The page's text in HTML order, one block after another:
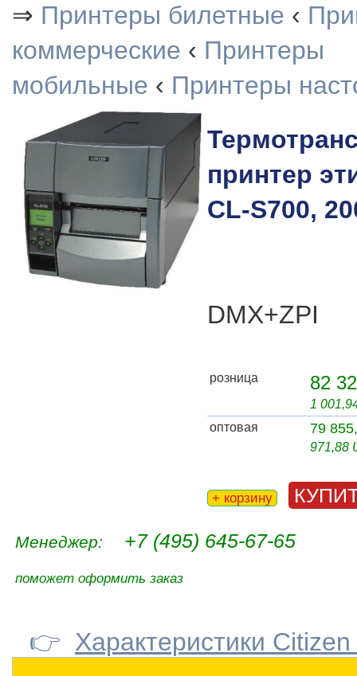
⇒ Принтеры билетные ‹
коммерческие ‹ Принтеры
мобильные ‹ Принтеры
принтер
CL-S700,
DMX+ZPI
розница 82
1
оптовая
79
971,88
+ корзину
Менеджер: +7 (495) 645-67-65
поможет оформить заказ
👉 Характеристики